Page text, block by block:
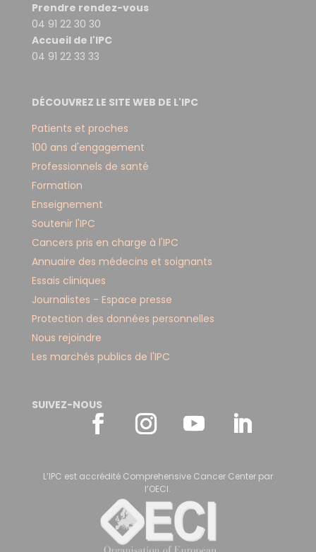
Prendre rendez-vous
04 91 22 30 30
Accueil de l'IPC
04 91 22 33 33
DÉCOUVREZ LE SITE WEB DE L'IPC
Patients et proches
100 ans d'engagement
Professionnels de santé
Formation
Enseignement
Soutenir l'IPC
Cancers pris en charge à l'IPC
Annuaire des médecins et soignants
Essais cliniques
Journalistes - Espace presse
Protection des données personnelles
Nous rejoindre
Les marchés publics de l'IPC
SUIVEZ-NOUS
L’IPC est accrédité Comprehensive Cancer Center par
l’OECI.